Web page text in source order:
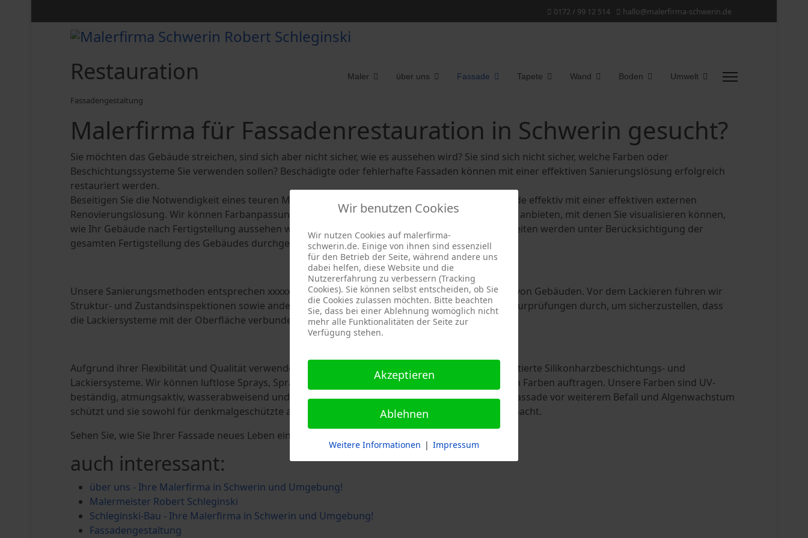
0172 / 99 12 514 hallo@malerfirma-schwerin.de
Maler über uns Fassade Tapete Wand Boden Umwelt
Restauration
Fassadengestaltung
Malerfirma für Fassadenrestauration in Schwerin gesucht?
Sie möchten das Gebäude streichen, sind sich aber nicht sicher, wie es aussehen wird? Sie sind sich nicht sicher, welche Farben oder
Beschichtungssysteme Sie verwenden sollen? Beschädigte oder fehlerhafte Fassaden können mit einer effektiven Sanierungslösung erfolgreich
restauriert werden.
Beseitigen Sie die Notwendigkeit eines teuren Materialaustauschs und restaurieren Sie Ihre Fassade effektiv mit einer effektiven externen
Renovierungslösung. Wir können Farbanpassungslösungen oder kostenlose Farbdesignschemata anbieten, mit denen Sie visualisieren können,
wie Ihr Gebäude nach Fertigstellung aussehen wird. Alle Fassadenanstriche und Renovierungsarbeiten werden unter Berücksichtigung der
gesamten Fertigstellung des Gebäudes durchgeführt.
Unsere Sanierungsmethoden entsprechen xxxxxxxxxxxxxxxxx für das Streichen und Neulackieren von Gebäuden. Vor dem Lackieren führen wir
Struktur- und Zustandsinspektionen sowie andere relevante Substrattests sowie Standard-Schraffurprüfungen durch, um sicherzustellen, dass
die Lackiersysteme mit der Oberfläche verbunden sind.
Aufgrund ihrer Flexibilität und Qualität verwenden wir überwiegend farblich abgestimmte pigmentierte Silikonharzbeschichtungs- und
Lackiersysteme. Wir können luftlose Sprays, Sprays oder Walzen ohne Streifen in einer Vielzahl von Farben auftragen. Unsere Farben sind UV-
beständig, atmungsaktiv, wasserabweisend und enthalten ein Filmkonservierungsmittel, das die Fassade vor weiterem Befall und Algenwachstum
schützt und sie sowohl für denkmalgeschützte als auch für gewerbliche Gebäudelacke geeignet macht.
Sehen Sie, wie Sie Ihrer Fassade neues Leben einhauchen können!
auch interessant:
über uns - Ihre Malerfirma in Schwerin und Umgebung!
Malermeister Robert Schleginski
Schleginski-Bau - Ihre Malerfirma in Schwerin und Umgebung!
Fassadengestaltung
Wir benutzen Cookies
Wir nutzen Cookies auf malerfirma-
schwerin.de. Einige von ihnen sind essenziell
für den Betrieb der Seite, während andere uns
dabei helfen, diese Website und die
Nutzererfahrung zu verbessern (Tracking
Cookies). Sie können selbst entscheiden, ob Sie
die Cookies zulassen möchten. Bitte beachten
Sie, dass bei einer Ablehnung womöglich nicht
mehr alle Funktionalitäten der Seite zur
Verfügung stehen.
Akzeptieren
Ablehnen
Weitere Informationen | Impressum